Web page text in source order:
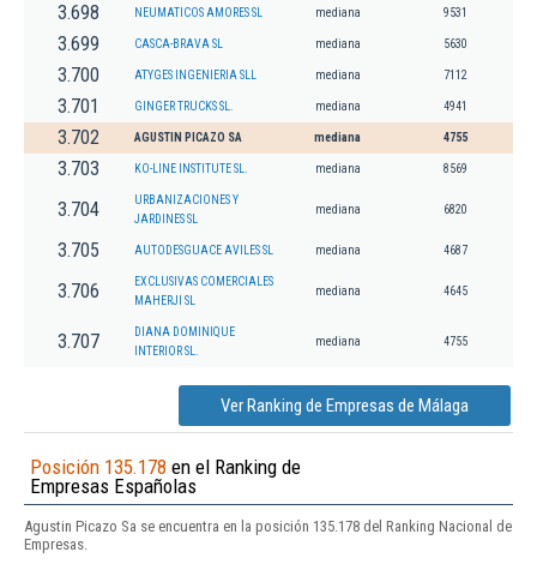
3.698 NEUMATICOS AMORES SL mediana 9531
3.699 CASCA-BRAVA SL mediana 5630
3.700 ATYGES INGENIERIA SLL mediana 7112
3.701 GINGER TRUCKS SL. mediana 4941
3.702 AGUSTIN PICAZO SA mediana 4755
3.703 KO-LINE INSTITUTE SL. mediana 8569
3.704
URBANIZACIONES Y
JARDINES SL
mediana 6820
3.705 AUTODESGUACE AVILES SL mediana 4687
3.706
EXCLUSIVAS COMERCIALES
MAHERJI SL
mediana 4645
3.707
DIANA DOMINIQUE
INTERIOR SL.
mediana 4755
Ver Ranking de Empresas de Málaga
Posición 135.178 en el Ranking de
Empresas Españolas
Agustin Picazo Sa se encuentra en la posición 135.178 del Ranking Nacional de
Empresas.